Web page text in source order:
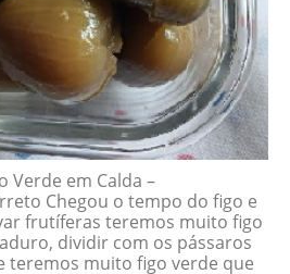
Verde em Calda –
Chegou o tempo do figo e
frutíferas teremos muito figo
dividir com os pássaros
teremos muito figo verde que